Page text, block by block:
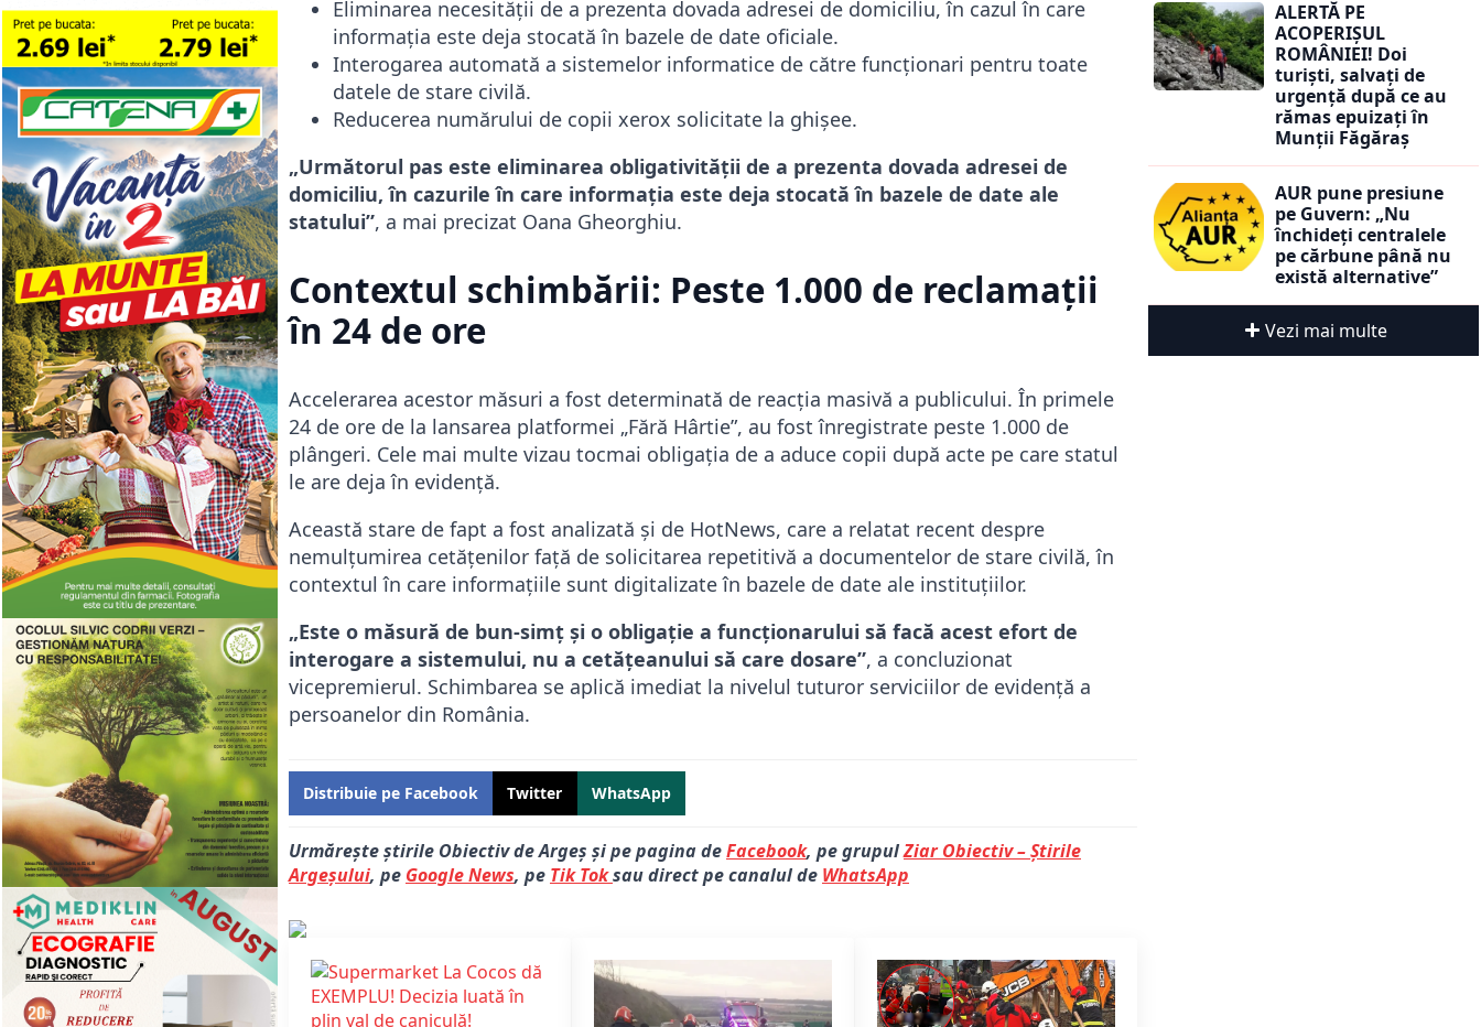
Eliminarea necesității de a prezenta dovada adresei de domiciliu, în cazul în care
informația este deja stocată în bazele de date oficiale.
Interogarea automată a sistemelor informatice de către funcționari pentru toate
datele de stare civilă.
Reducerea numărului de copii xerox solicitate la ghișee.
„Următorul pas este eliminarea obligativității de a prezenta dovada adresei de
domiciliu, în cazurile în care informația este deja stocată în bazele de date ale
statului”, a mai precizat Oana Gheorghiu.
Contextul schimbării: Peste 1.000 de reclamații
în 24 de ore
Accelerarea acestor măsuri a fost determinată de reacția masivă a publicului. În primele
24 de ore de la lansarea platformei „Fără Hârtie”, au fost înregistrate peste 1.000 de
plângeri. Cele mai multe vizau tocmai obligația de a aduce copii după acte pe care statul
le are deja în evidență.
Această stare de fapt a fost analizată și de HotNews, care a relatat recent despre
nemulțumirea cetățenilor față de solicitarea repetitivă a documentelor de stare civilă, în
contextul în care informațiile sunt digitalizate în bazele de date ale instituțiilor.
„Este o măsură de bun-simț și o obligație a funcționarului să facă acest efort de
interogare a sistemului, nu a cetățeanului să care dosare”, a concluzionat
vicepremierul. Schimbarea se aplică imediat la nivelul tuturor serviciilor de evidență a
persoanelor din România.
Distribuie pe Facebook Twitter WhatsApp
Urmărește știrile Obiectiv de Argeș și pe pagina deFacebook, pe grupulZiar Obiectiv – Știrile
Argeșului, pe Google News, pe Tik Toksau direct pe canalul de WhatsApp
ALERTĂ PE
ACOPERIȘUL
ROMÂNIEI! Doi
turiști, salvați de
urgență după ce au
rămas epuizați în
Munții Făgăraș
AUR pune presiune
pe Guvern: „Nu
închideți centralele
pe cărbune până nu
există alternative”
Vezi mai multe